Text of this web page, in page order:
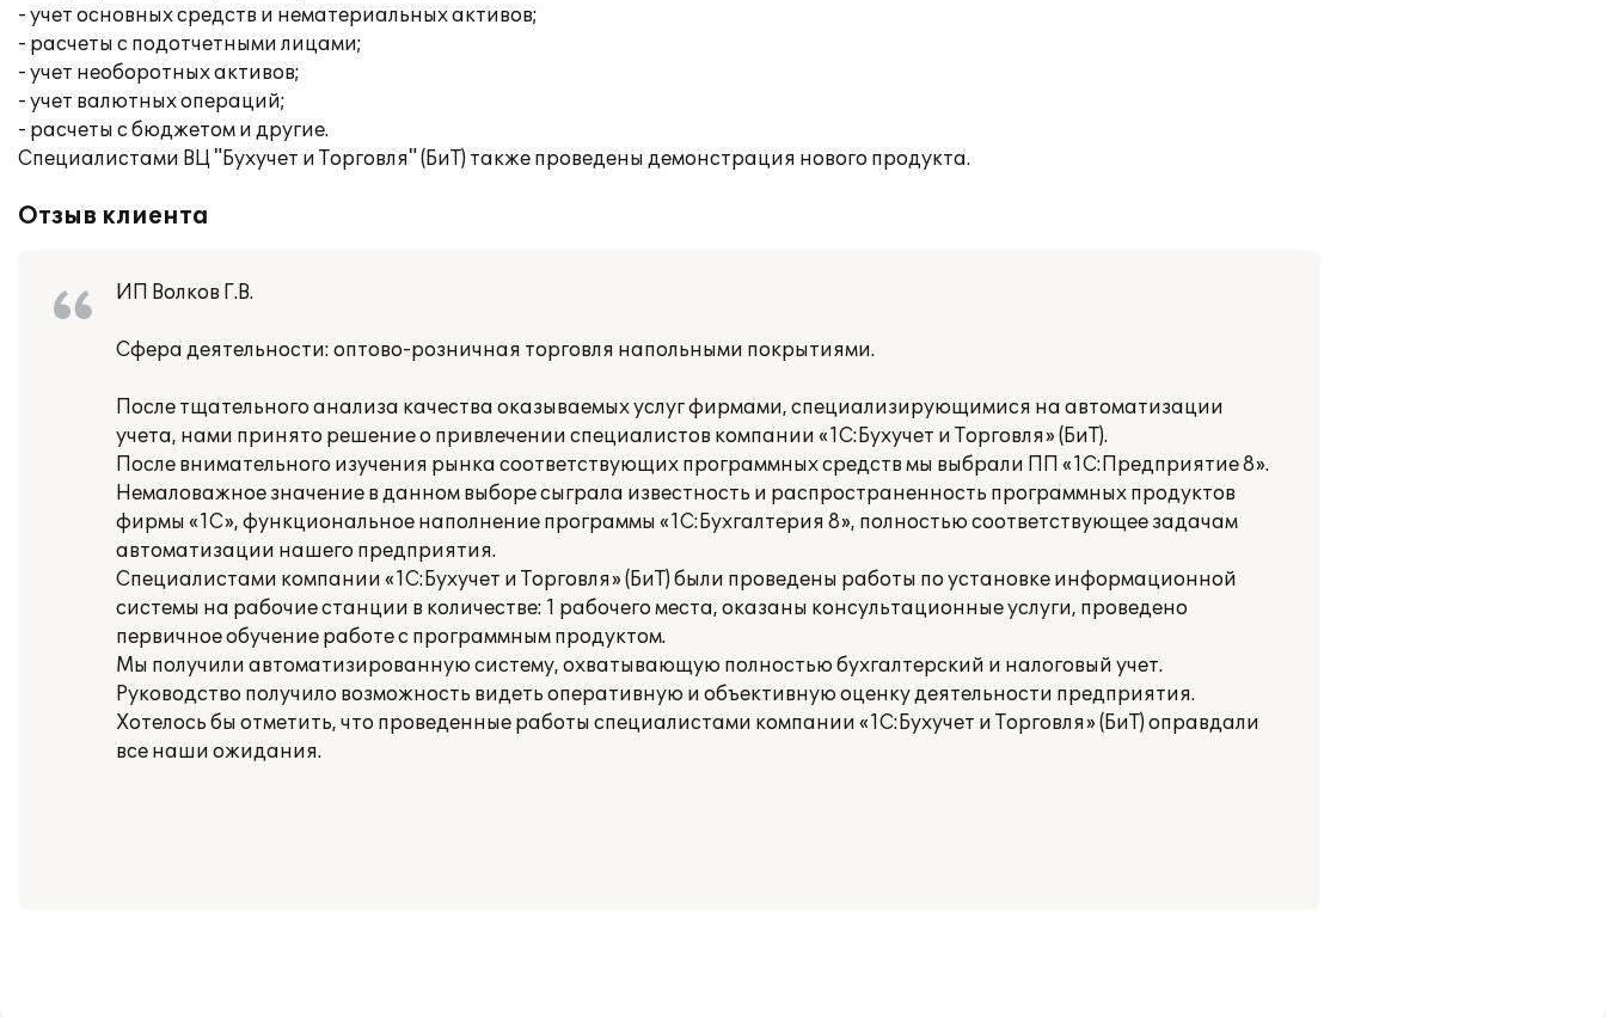
- учет основных средств и нематериальных активов;
- расчеты с подотчетными лицами;
- учет необоротных активов;
- учет валютных операций;
- расчеты с бюджетом и другие.
Специалистами ВЦ "Бухучет и Торговля" (БиТ) также проведены демонстрация нового продукта.
Отзыв клиента
ИП Волков Г.В.
Сфера деятельности: оптово-розничная торговля напольными покрытиями.
После тщательного анализа качества оказываемых услуг фирмами, специализирующимися на автоматизации
учета, нами принято решение о привлечении специалистов компании «1С:Бухучет и Торговля» (БиТ).
После внимательного изучения рынка соответствующих программных средств мы выбрали ПП «1С:Предприятие 8».
Немаловажное значение в данном выборе сыграла известность и распространенность программных продуктов
фирмы «1С», функциональное наполнение программы «1С:Бухгалтерия 8», полностью соответствующее задачам
автоматизации нашего предприятия.
Специалистами компании «1С:Бухучет и Торговля» (БиТ) были проведены работы по установке информационной
системы на рабочие станции в количестве: 1 рабочего места, оказаны консультационные услуги, проведено
первичное обучение работе с программным продуктом.
Мы получили автоматизированную систему, охватывающую полностью бухгалтерский и налоговый учет.
Руководство получило возможность видеть оперативную и объективную оценку деятельности предприятия.
Хотелось бы отметить, что проведенные работы специалистами компании «1С:Бухучет и Торговля» (БиТ) оправдали
все наши ожидания.